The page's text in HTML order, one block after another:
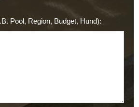
Pool, Region, Budget, Hund):